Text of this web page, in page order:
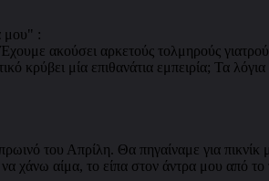
ακούσει αρκετούς τολμηρούς
κρύβει μία επιθανάτια εμπειρία; Τα
του Απρίλη. Θα πηγαίναμε για
χάνω αίμα, το είπα στον άντρα μου από